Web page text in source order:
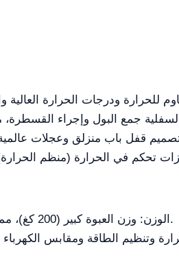
الوزن: وزن العبوة كبير (200 كغ)، مما يستلزم التخطيط لاستلامها وتركيبها.